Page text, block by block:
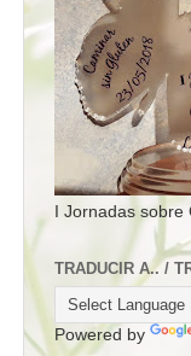
I Jornadas
TRADUCIR A.. /
Powered by